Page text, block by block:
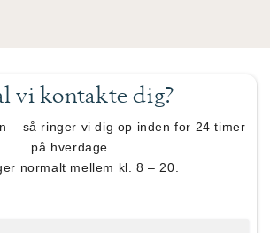
vi kontakte dig?
– så ringer vi dig op inden for 24 timer
på hverdage.
normalt mellem kl. 8 – 20.